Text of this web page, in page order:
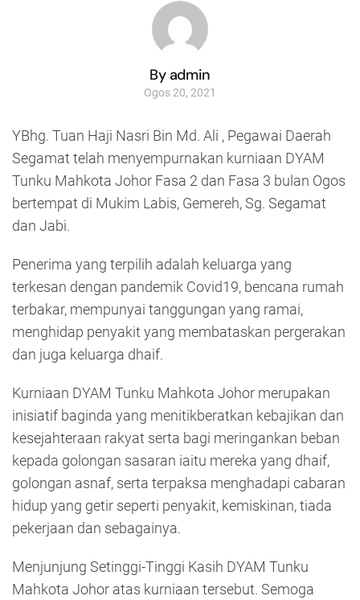
By admin
Ogos 20, 2021
YBhg. Tuan Haji Nasri Bin Md. Ali , Pegawai Daerah
Segamat telah menyempurnakan kurniaan DYAM
Tunku Mahkota Johor Fasa 2 dan Fasa 3 bulan Ogos
bertempat di Mukim Labis, Gemereh, Sg. Segamat
dan Jabi.
Penerima yang terpilih adalah keluarga yang
terkesan dengan pandemik Covid19, bencana rumah
terbakar, mempunyai tanggungan yang ramai,
menghidap penyakit yang membataskan pergerakan
dan juga keluarga dhaif.
Kurniaan DYAM Tunku Mahkota Johor merupakan
inisiatif baginda yang menitikberatkan kebajikan dan
kesejahteraan rakyat serta bagi meringankan beban
kepada golongan sasaran iaitu mereka yang dhaif,
golongan asnaf, serta terpaksa menghadapi cabaran
hidup yang getir seperti penyakit, kemiskinan, tiada
pekerjaan dan sebagainya.
Menjunjung Setinggi-Tinggi Kasih DYAM Tunku
Mahkota Johor atas kurniaan tersebut. Semoga